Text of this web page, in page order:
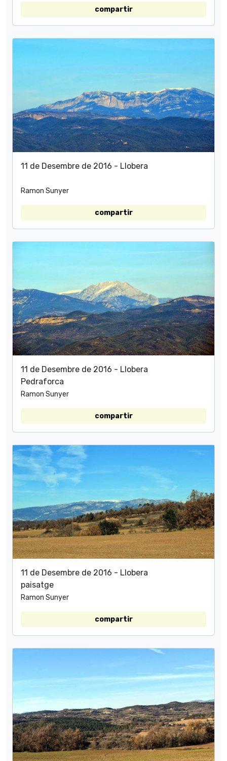
compartir
11 de Desembre de 2016 - Llobera
Ramon Sunyer
compartir
11 de Desembre de 2016 - Llobera
Pedraforca
Ramon Sunyer
compartir
11 de Desembre de 2016 - Llobera
paisatge
Ramon Sunyer
compartir